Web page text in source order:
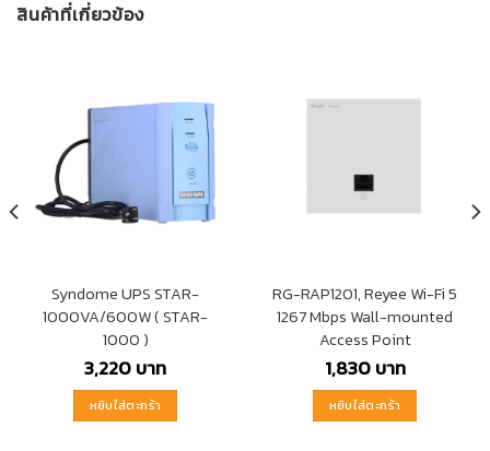
สินค้าที่เกี่ยวข้อง
Syndome UPS STAR-
1000VA/600W ( STAR-
1000 )
3,220บาท
หยิบใส่ตะกร้า
RG-RAP1201, Reyee Wi-Fi 5
1267 Mbps Wall-mounted
Access Point
1,830บาท
หยิบใส่ตะกร้า